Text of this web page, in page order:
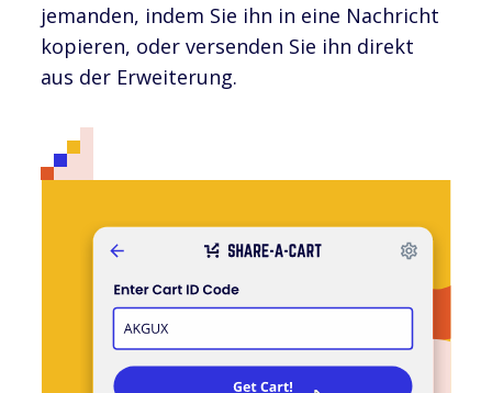
jemanden, indem Sie ihn in eine Nachricht
kopieren, oder versenden Sie ihn direkt
aus der Erweiterung.